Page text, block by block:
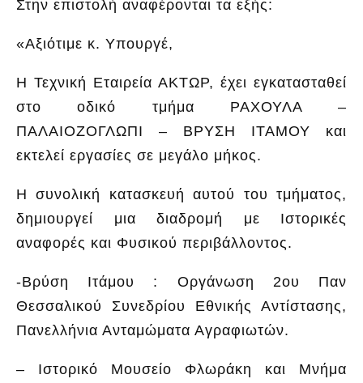
Στην επιστολή αναφέρονται τα εξής:
«Αξιότιμε κ. Υπουργέ,
Η Τεχνική Εταιρεία ΑΚΤΩΡ, έχει εγκατασταθεί
στο οδικό τμήμα ΡΑΧΟΥΛΑ –
ΠΑΛΑΙΟΖΟΓΛΩΠΙ – ΒΡΥΣΗ ΙΤΑΜΟΥ και
εκτελεί εργασίες σε μεγάλο μήκος.
Η συνολική κατασκευή αυτού του τμήματος,
δημιουργεί μια διαδρομή με Ιστορικές
αναφορές και Φυσικού περιβάλλοντος.
-Βρύση Ιτάμου : Οργάνωση 2ου Παν
Θεσσαλικού Συνεδρίου Εθνικής Αντίστασης,
Πανελλήνια Ανταμώματα Αγραφιωτών.
– Ιστορικό Μουσείο Φλωράκη και Μνήμα